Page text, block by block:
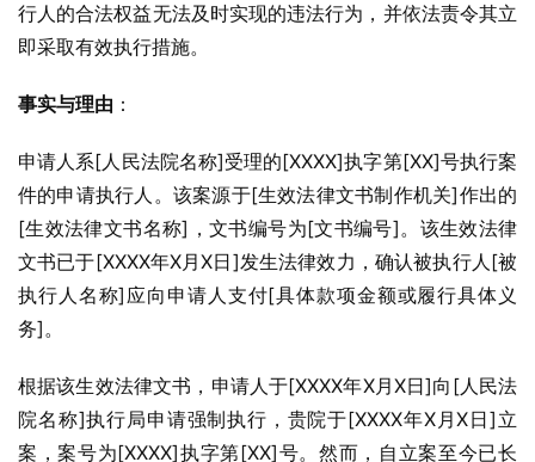
行人的合法权益无法及时实现的违法行为，并依法责令其立
即采取有效执行措施。
事实与理由 ：
申请人系[人民法院名称]受理的[XXXX]执字第[XX]号执行案
件的申请执行人。该案源于[生效法律文书制作机关]作出的
[生效法律文书名称]，文书编号为[文书编号]。该生效法律
文书已于[XXXX年X月X日]发生法律效力，确认被执行人[被
执行人名称]应向申请人支付[具体款项金额或履行具体义
务]。
根据该生效法律文书，申请人于[XXXX年X月X日]向[人民法
院名称]执行局申请强制执行，贵院于[XXXX年X月X日]立
案，案号为[XXXX]执字第[XX]号。然而，自立案至今已长